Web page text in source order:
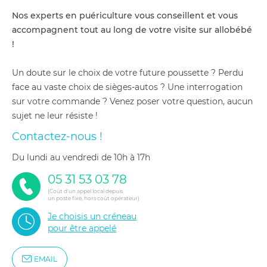
Nos experts en puériculture vous conseillent et vous
accompagnent tout au long de votre visite sur allobébé
!
Un doute sur le choix de votre future poussette ? Perdu
face au vaste choix de sièges-autos ? Une interrogation
sur votre commande ? Venez poser votre question, aucun
sujet ne leur résiste !
Contactez-nous !
du lundi au vendredi de 10h à 17h
05 31 53 03 78
(Coût d'un appel local depuis
un poste fixe, hors coût opérateur)
Je choisis un créneau
pour être appelé
EMAIL